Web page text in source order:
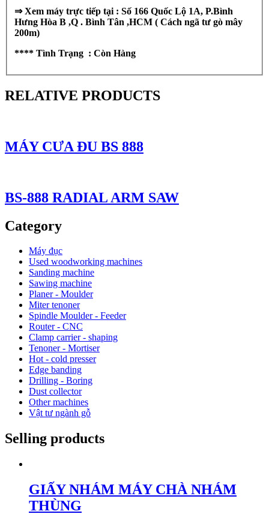
⇒Xem máy trực tiếp tại : Số 166 Quốc Lộ 1A, P.Bình
Hưng Hòa B ,Q . Bình Tân ,HCM ( Cách ngã tư gò mây
200m)
**** Tình Trạng : Còn Hàng
RELATIVE PRODUCTS
MÁY CƯA ĐU BS 888
BS-888 RADIAL ARM SAW
Category
Máy đục
Used woodworking machines
Sanding machine
Sawing machine
Planer - Moulder
Miter tenoner
Spindle Moulder - Feeder
Router - CNC
Clamp carrier - shaping
Tenoner - Mortiser
Hot - cold presser
Edge banding
Drilling - Boring
Dust collector
Other machines
Vật tư ngành gỗ
Selling products
GIẤY NHÁM MÁY CHÀ NHÁM
THÙNG